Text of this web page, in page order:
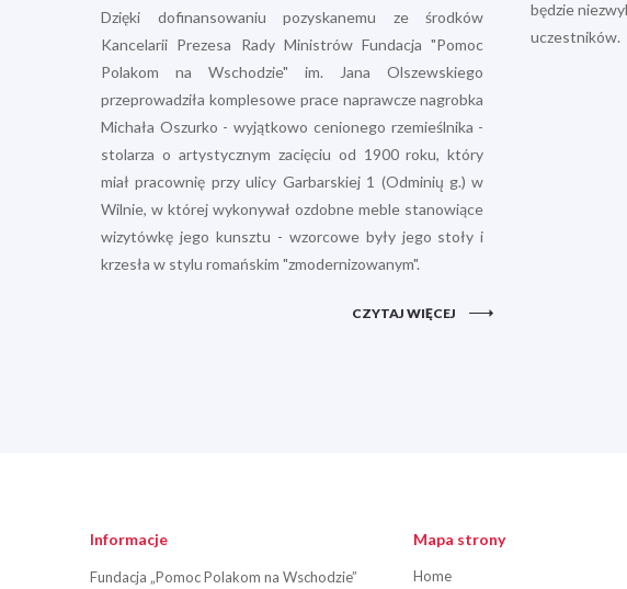
Dzięki dofinansowaniu pozyskanemu ze środków
Kancelarii Prezesa Rady Ministrów Fundacja "Pomoc
Polakom na Wschodzie" im. Jana Olszewskiego
przeprowadziła komplesowe prace naprawcze nagrobka
Michała Oszurko - wyjątkowo cenionego rzemieślnika -
stolarza o artystycznym zacięciu od 1900 roku, który
miał pracownię przy ulicy Garbarskiej 1 (Odminių g.) w
Wilnie, w której wykonywał ozdobne meble stanowiące
wizytówkę jego kunsztu - wzorcowe były jego stoły i
krzesła w stylu romańskim "zmodernizowanym".
CZYTAJ WIĘCEJ
będzie
uczestników.
Informacje
Fundacja „Pomoc Polakom na Wschodzie”
Mapa strony
Home